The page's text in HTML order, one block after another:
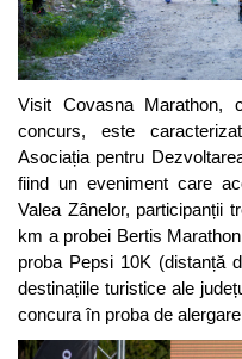
Visit Covasna Marathon,
concurs, este
Asociația pentru
fiind un eveniment care
Valea Zânelor, participanții
km a probei Bertis
proba Pepsi 10K (distanță
destinațiile turistice ale
concura în proba de